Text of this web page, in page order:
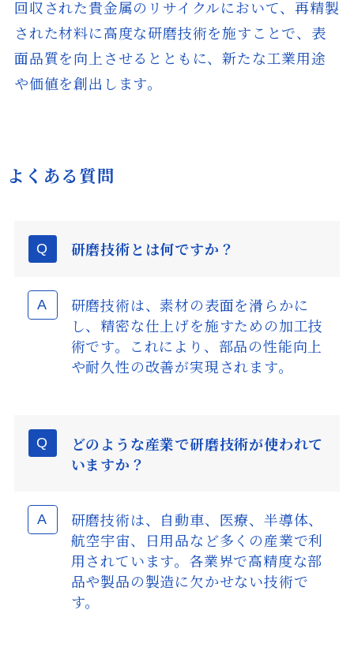
回収された貴金属のリサイクルにおいて、再精製
された材料に高度な研磨技術を施すことで、表
面品質を向上させるとともに、新たな工業用途
や価値を創出します。
よくある質問
研磨技術とは何ですか？
研磨技術は、素材の表面を滑らかに
し、精密な仕上げを施すための加工技
術です。これにより、部品の性能向上
や耐久性の改善が実現されます。
どのような産業で研磨技術が使われて
いますか？
研磨技術は、自動車、医療、半導体、
航空宇宙、日用品など多くの産業で利
用されています。各業界で高精度な部
品や製品の製造に欠かせない技術で
す。